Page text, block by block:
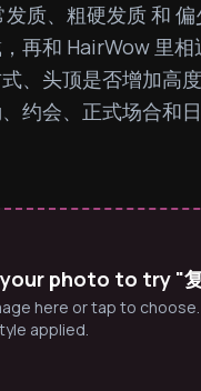
质、粗硬发质 和
再和 HairWow 里
、头顶是否增加高
约会、正式场合和日
photo to try "
here or tap to
applied.